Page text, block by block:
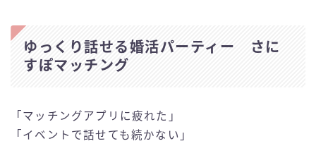
ゆっくり話せる婚活パーティー さに
すぽマッチング
「マッチングアプリに疲れた」
「イベントで話せても続かない」